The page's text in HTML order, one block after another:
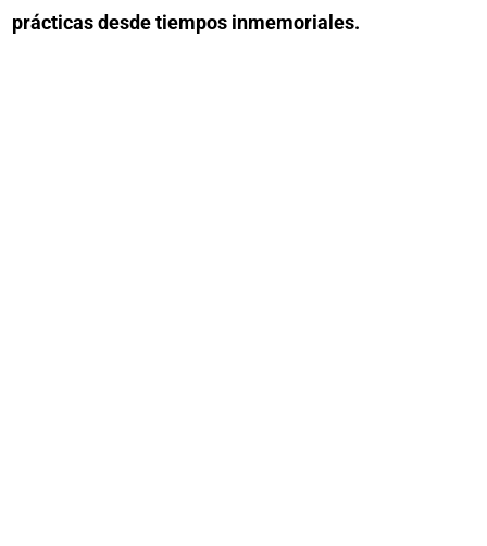
prácticas desde tiempos inmemoriales.